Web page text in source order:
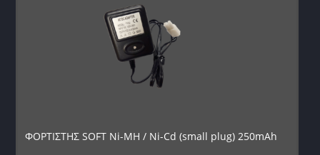
ΦΟΡΤΙΣΤΗΣ SOFT Ni-MH / Ni-Cd (small plug) 250mAh